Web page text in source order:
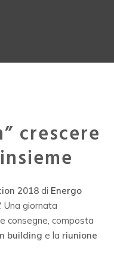
crescere
2018 di Energo
. Una giornata
consegne, composta
building e la riunione